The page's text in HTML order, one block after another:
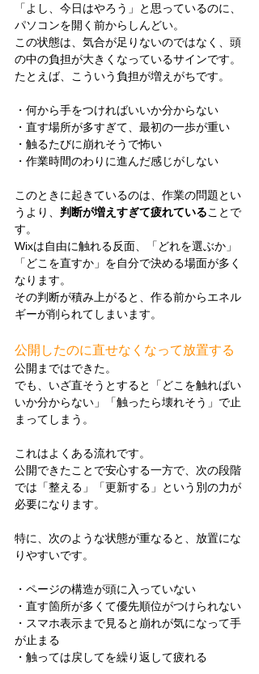
「よし、今日はやろう」と思っているのに、
パソコンを開く前からしんどい。
この状態は、気合が足りないのではなく、頭
の中の負担が大きくなっているサインです。
たとえば、こういう負担が増えがちです。
・何から手をつければいいか分からない
・直す場所が多すぎて、最初の一歩が重い
・触るたびに崩れそうで怖い
・作業時間のわりに進んだ感じがしない
このときに起きているのは、作業の問題とい
うより、 判断が増えすぎて疲れていることで
す。
Wixは自由に触れる反面、「どれを選ぶか」
「どこを直すか」を自分で決める場面が多く
なります。
その判断が積み上がると、作る前からエネル
ギーが削られてしまいます。
公開したのに直せなくなって放置する
公開まではできた。
でも、いざ直そうとすると「どこを触ればい
いか分からない」「触ったら壊れそう」で止
まってしまう。
これはよくある流れです。
公開できたことで安心する一方で、次の段階
では「整える」「更新する」という別の力が
必要になります。
特に、次のような状態が重なると、放置にな
りやすいです。
・ページの構造が頭に入っていない
・直す箇所が多くて優先順位がつけられない
・スマホ表示まで見ると崩れが気になって手
が止まる
・触っては戻してを繰り返して疲れる